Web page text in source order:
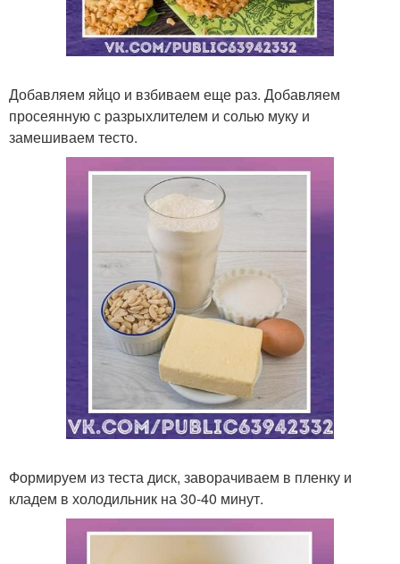
Добавляем яйцо и взбиваем еще раз. Добавляем
просеянную с разрыхлителем и солью муку и
замешиваем тесто.
Формируем из теста диск, заворачиваем в пленку и
кладем в холодильник на 30-40 минут.